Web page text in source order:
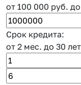
от 100 000 руб.
Срок кредита:
от 2 мес. до 30 лет